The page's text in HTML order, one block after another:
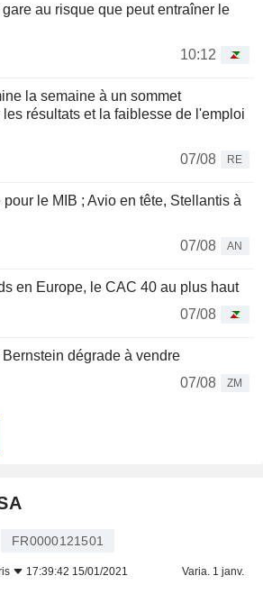
au risque que peut entraîner le
10:12
la semaine à un sommet
les résultats et la faiblesse de l'emploi
07/08
RE
le MIB ; Avio en tête, Stellantis à
07/08
AN
en Europe, le CAC 40 au plus haut
07/08
dégrade à vendre
07/08
ZM
FR0000121501
17:39:42 15/01/2021 Varia. 1 janv.